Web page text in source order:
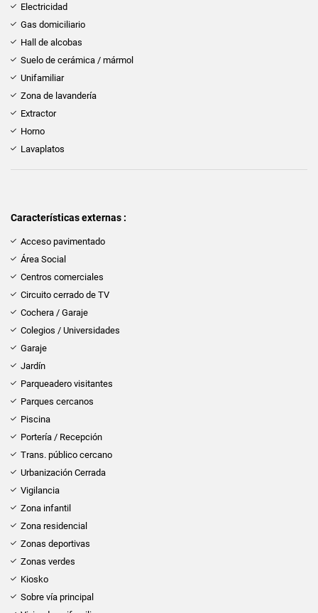
Electricidad
Gas domiciliario
Hall de alcobas
Suelo de cerámica / mármol
Unifamiliar
Zona de lavandería
Extractor
Horno
Lavaplatos
Características externas :
Acceso pavimentado
Área Social
Centros comerciales
Circuito cerrado de TV
Cochera / Garaje
Colegios / Universidades
Garaje
Jardín
Parqueadero visitantes
Parques cercanos
Piscina
Portería / Recepción
Trans. público cercano
Urbanización Cerrada
Vigilancia
Zona infantil
Zona residencial
Zonas deportivas
Zonas verdes
Kiosko
Sobre vía principal